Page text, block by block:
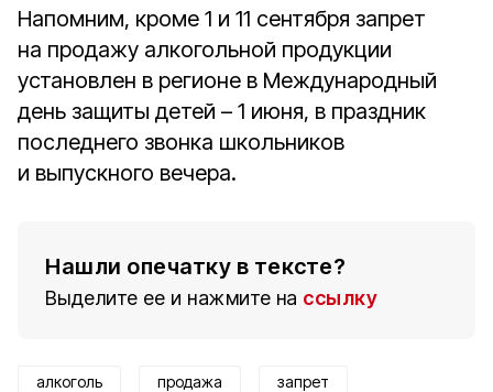
Напомним, кроме 1 и 11 сентября запрет
на продажу алкогольной продукции
установлен в регионе в Международный
день защиты детей – 1 июня, в праздник
последнего звонка школьников
и выпускного вечера.
Нашли опечатку в тексте?
Выделите ее и нажмите на ссылку
алкоголь продажа запрет